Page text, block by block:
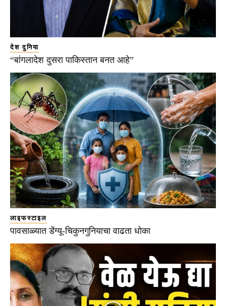
देश दुनिया
“बांगलादेश दुसरा पाकिस्तान बनत आहे”
लाइफस्टाइल
पावसाळ्यात डेंग्यू-चिकुनगुनियाचा वाढता धोका